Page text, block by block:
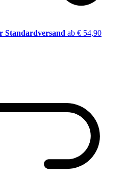
Standardversand ab € 54,90